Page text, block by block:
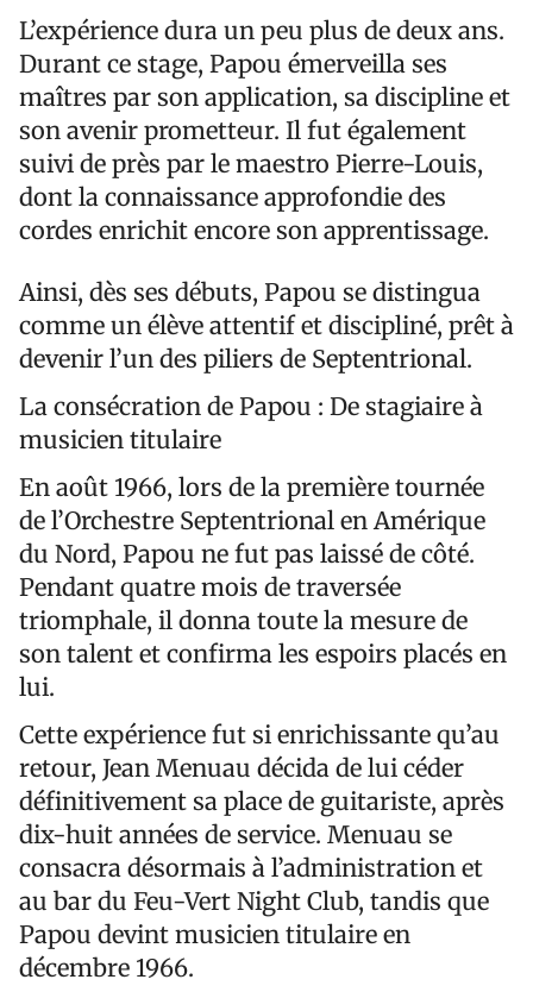
L’expérience dura un peu plus de deux ans.
Durant ce stage, Papou émerveilla ses
maîtres par son application, sa discipline et
son avenir prometteur. Il fut également
suivi de près par le maestro Pierre-Louis,
dont la connaissance approfondie des
cordes enrichit encore son apprentissage.
Ainsi, dès ses débuts, Papou se distingua
comme un élève attentif et discipliné, prêt à
devenir l’un des piliers de Septentrional.
La consécration de Papou : De stagiaire à
musicien titulaire
En août 1966, lors de la première tournée
de l’Orchestre Septentrional en Amérique
du Nord, Papou ne fut pas laissé de côté.
Pendant quatre mois de traversée
triomphale, il donna toute la mesure de
son talent et confirma les espoirs placés en
lui.
Cette expérience fut si enrichissante qu’au
retour, Jean Menuau décida de lui céder
définitivement sa place de guitariste, après
dix-huit années de service. Menuau se
consacra désormais à l’administration et
au bar du Feu-Vert Night Club, tandis que
Papou devint musicien titulaire en
décembre 1966.